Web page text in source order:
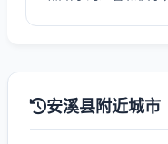
安溪县附近城市